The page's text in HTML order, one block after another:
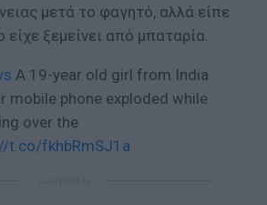
μετά το φαγητό, αλλά είπε
ξεμείνει από μπαταρία.
A 19-year old girl from India
mobile phone exploded while
over the
t.co/fkhbRmSJ1a